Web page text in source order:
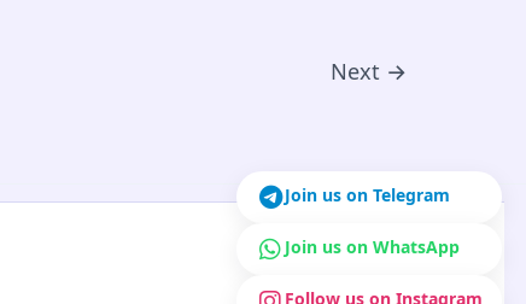
Join us on Telegram
Join us on WhatsApp
Next →